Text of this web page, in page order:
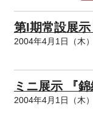
第I期常設展
2004年4月1日（木
ミニ展示 『
2004年4月1日（木